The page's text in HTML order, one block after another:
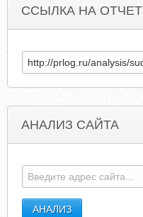
ССЫЛКА НА ОТЧЕТ
АНАЛИЗ САЙТА